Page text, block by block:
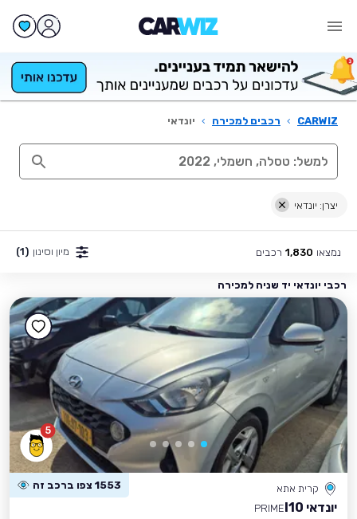
CARWIZ
› רכבים למכירה › יונדאי
יצרן: יונדאי
נמצאו 1,830 רכבים מיון וסינון (1)
רכבי יונדאי יד שניה למכירה
5
קרית אתא 1553 צפו ברכב זה
יונדאי I10
PRIME